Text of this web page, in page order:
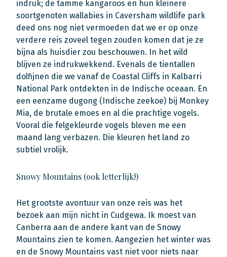
indruk; de tamme kangaroos en hun kleinere
soortgenoten wallabies in Caversham wildlife park
deed ons nog niet vermoeden dat we er op onze
verdere reis zoveel tegen zouden komen dat je ze
bijna als huisdier zou beschouwen. In het wild
blijven ze indrukwekkend. Evenals de tientallen
dolfijnen die we vanaf de Coastal Cliffs in Kalbarri
National Park ontdekten in de Indische oceaan. En
een eenzame dugong (Indische zeekoe) bij Monkey
Mia, de brutale emoes en al die prachtige vogels.
Vooral die felgekleurde vogels bleven me een
maand lang verbazen. Die kleuren het land zo
subtiel vrolijk.
Snowy Mountains (ook letterlijk!)
Het grootste avontuur van onze reis was het
bezoek aan mijn nicht in Cudgewa. Ik moest van
Canberra aan de andere kant van de Snowy
Mountains zien te komen. Aangezien het winter was
en de Snowy Mountains vast niet voor niets naar